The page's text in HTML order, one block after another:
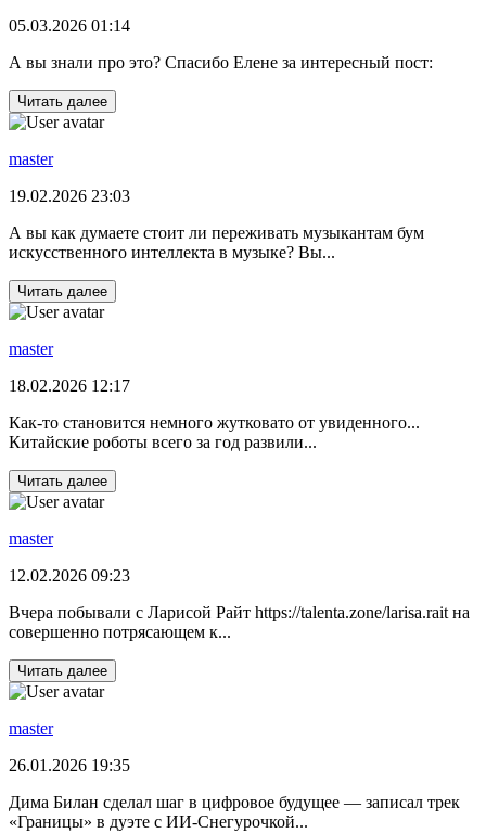
05.03.2026 01:14
А вы знали про это? Спасибо Елене за интересный пост:
Читать далее
master
19.02.2026 23:03
А вы как думаете стоит ли переживать музыкантам бум
искусственного интеллекта в музыке? Вы...
Читать далее
master
18.02.2026 12:17
Как-то становится немного жутковато от увиденного...
Китайские роботы всего за год развили...
Читать далее
master
12.02.2026 09:23
Вчера побывали с Ларисой Райт https://talenta.zone/larisa.rait на
совершенно потрясающем к...
Читать далее
master
26.01.2026 19:35
Дима Билан сделал шаг в цифровое будущее — записал трек
«Границы» в дуэте с ИИ‑Снегурочкой...